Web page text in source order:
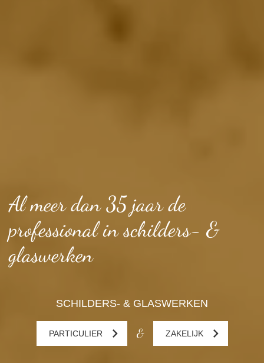
Al meer dan 35 jaar de
professionalin schilders- &
glaswerken
SCHILDERS- & GLASWERKEN
PARTICULIER & ZAKELIJK